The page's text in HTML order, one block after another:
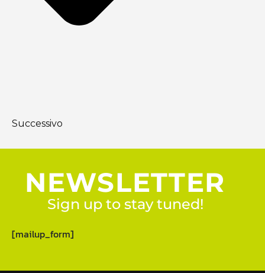
Successivo
NEWSLETTER
Sign up to stay tuned!
[mailup_form]